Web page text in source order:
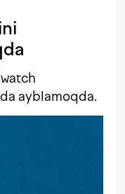
ayblamoqda.